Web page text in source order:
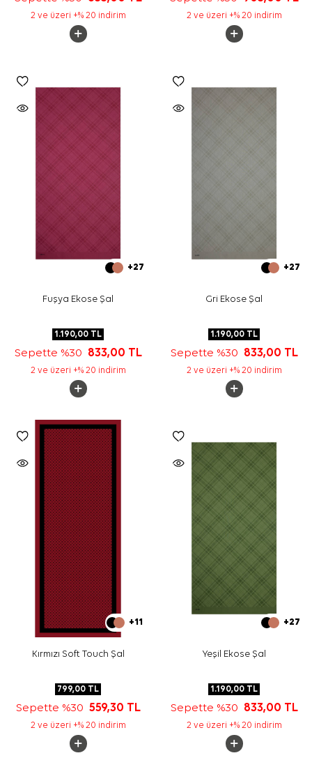
2 ve üzeri +% 20 indirim 2 ve üzeri +% 20 indirim
+27
Fuşya Ekose Şal
1.190,00 TL
Sepette %30 833,00 TL
2 ve üzeri +% 20 indirim
+27
Gri Ekose Şal
1.190,00 TL
Sepette %30 833,00 TL
2 ve üzeri +% 20 indirim
+11
Kırmızı Soft Touch Şal
799,00 TL
Sepette %30 559,30 TL
2 ve üzeri +% 20 indirim
+27
Yeşil Ekose Şal
1.190,00 TL
Sepette %30 833,00 TL
2 ve üzeri +% 20 indirim